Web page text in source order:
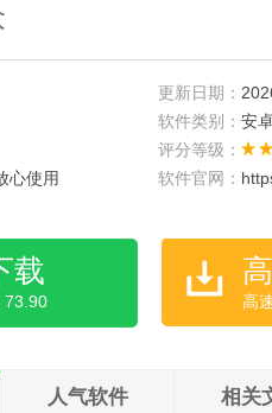
更新日期：
软件类别： 安
评分等级：
心使用 软件官网：
载
73.90 高
人气软件 相关